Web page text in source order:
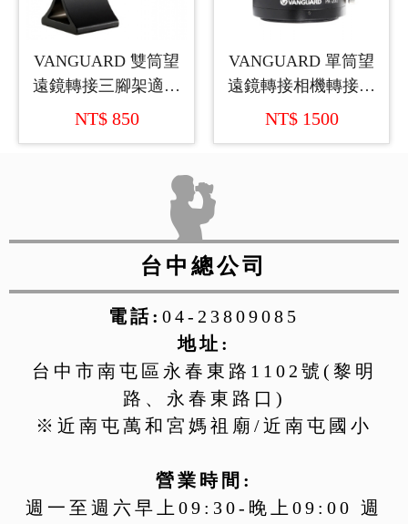
VANGUARD 雙筒望
遠鏡轉接三腳架適配
器 BA-185
NT$ 850
VANGUARD 單筒望
遠鏡轉接相機轉接環
PA-202
NT$ 1500
台中總公司
電話: 04-23809085
地址:
台中市南屯區永春東路1102號(黎明
路、永春東路口)
※近南屯萬和宮媽祖廟/近南屯國小
營業時間:
週一至週六早上09:30-晚上09:00 週